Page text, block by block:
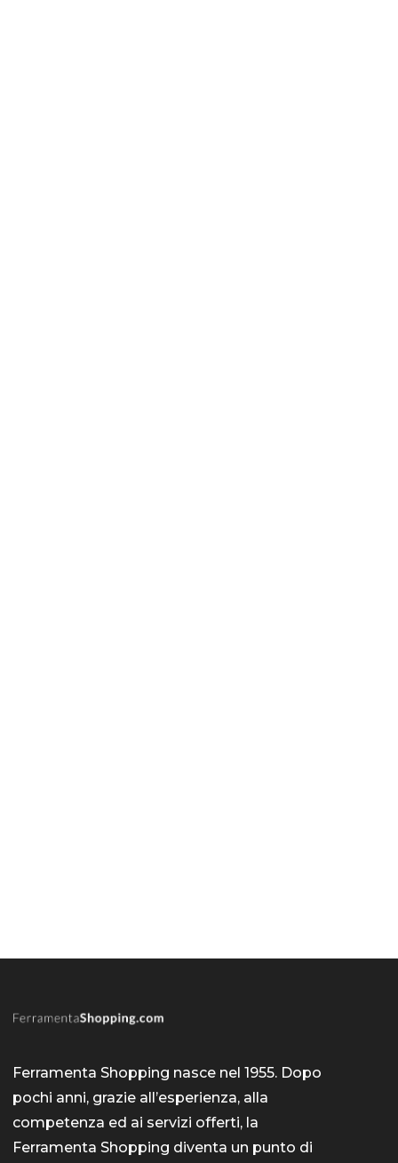
Ferramenta Shopping nasce nel 1955. Dopo
pochi anni, grazie all’esperienza, alla
competenza ed ai servizi offerti, la
Ferramenta Shopping diventa un punto di